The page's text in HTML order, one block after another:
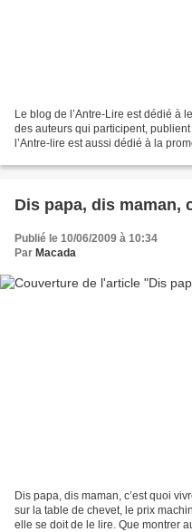
Le blog de l’Antre-Lire est dédié à
des auteurs qui participent,
l’Antre-lire est aussi dédié à la
Dis papa, dis maman,
Publié le 10/06/2009 à 10:34
Par Macada
Dis papa, dis maman, c’est quoi
sur la table de chevet, le prix
elle se doit de le lire. Que montrer